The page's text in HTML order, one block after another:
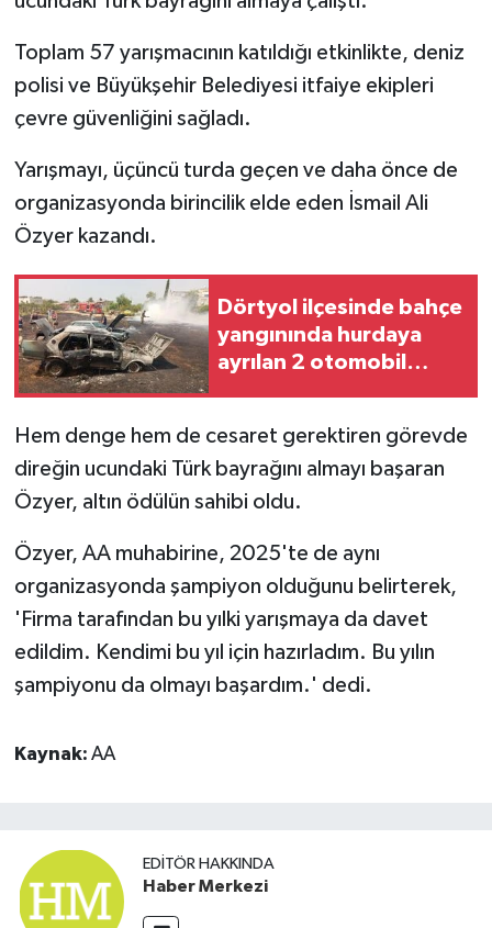
Toplam 57 yarışmacının katıldığı etkinlikte, deniz
polisi ve Büyükşehir Belediyesi itfaiye ekipleri
çevre güvenliğini sağladı.
Yarışmayı, üçüncü turda geçen ve daha önce de
organizasyonda birincilik elde eden İsmail Ali
Özyer kazandı.
Dörtyol ilçesinde bahçe
yangınında hurdaya
ayrılan 2 otomobil
Hem denge hem de cesaret gerektiren görevde
direğin ucundaki Türk bayrağını almayı başaran
Özyer, altın ödülün sahibi oldu.
Özyer, AA muhabirine, 2025'te de aynı
organizasyonda şampiyon olduğunu belirterek,
'Firma tarafından bu yılki yarışmaya da davet
edildim. Kendimi bu yıl için hazırladım. Bu yılın
şampiyonu da olmayı başardım.' dedi.
Kaynak: AA
EDITÖR HAKKINDA
Haber Merkezi